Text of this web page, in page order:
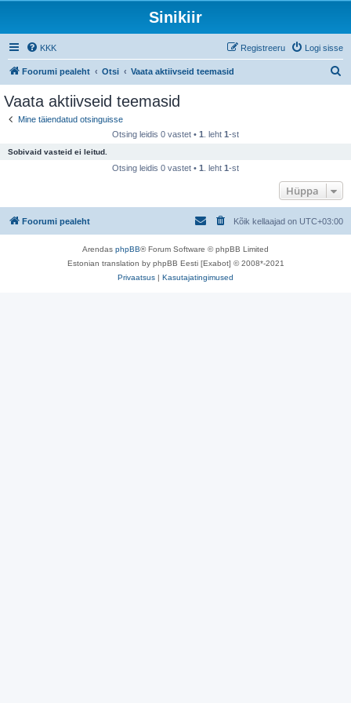
Sinikiir
KKK Logi sisse
Registreeru
Foorumi pealeht Otsi Vaata aktiivseid teemasid
Vaata aktiivseid teemasid
Mine täiendatud otsinguisse
Otsing leidis 0 vastet • 1 . leht 1-st
Sobivaid vasteid ei leitud.
Otsing leidis 0 vastet • 1 . leht 1-st
Hüppa
Foorumi pealeht Kõik kellaajad on UTC+03:00
Arendas phpBB® Forum Software © phpBB Limited
Estonian translation by phpBB Eesti [Exabot] © 2008*-2021
Privaatsus | Kasutajatingimused